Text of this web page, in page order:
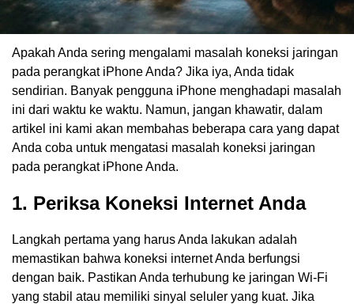
Apakah Anda sering mengalami masalah koneksi jaringan
pada perangkat iPhone Anda? Jika iya, Anda tidak
sendirian. Banyak pengguna iPhone menghadapi masalah
ini dari waktu ke waktu. Namun, jangan khawatir, dalam
artikel ini kami akan membahas beberapa cara yang dapat
Anda coba untuk mengatasi masalah koneksi jaringan
pada perangkat iPhone Anda.
1. Periksa Koneksi Internet Anda
Langkah pertama yang harus Anda lakukan adalah
memastikan bahwa koneksi internet Anda berfungsi
dengan baik. Pastikan Anda terhubung ke jaringan Wi-Fi
yang stabil atau memiliki sinyal seluler yang kuat. Jika